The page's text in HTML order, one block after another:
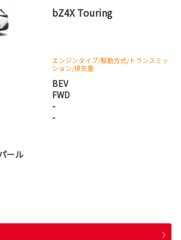
bZ4X Touring
エンジンタイプ/駆動方式/トランスミッ
ション/排気量
BEV
FWD
-
-
ール